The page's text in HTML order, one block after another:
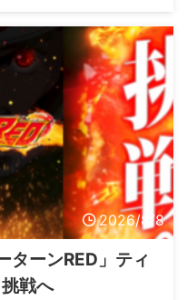
2026/8/8
ターンRED」ティ
戦へ